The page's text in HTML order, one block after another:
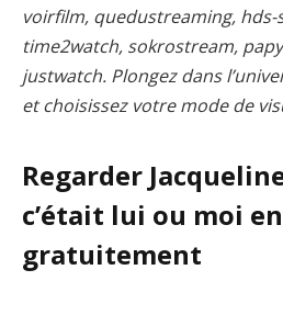
voirfilm, quedustreaming,
time2watch, sokrostream,
justwatch. Plongez dans
et choisissez votre mode de
Regarder
c’était lui ou moi
gratuitement